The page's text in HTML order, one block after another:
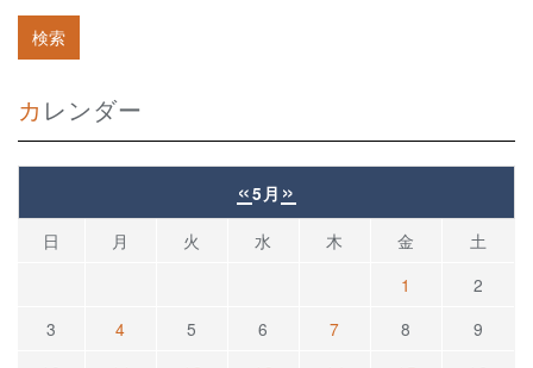
カレンダー
«5月 »
日 月 火 水 木 金
土
1
2
3
4 5 6 7 8
9